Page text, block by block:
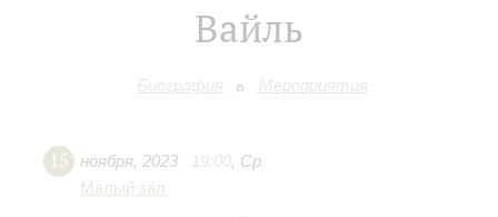
Вайль
Биография Мероприятия
15 ноября, 2023 19:00, Ср
Малый зал